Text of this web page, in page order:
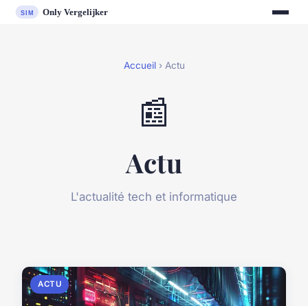
Accueil› Actu
📰
Actu
L'actualité tech et informatique
ACTU